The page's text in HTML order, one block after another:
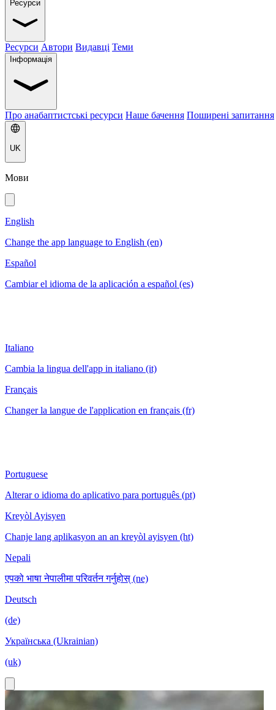
Ресурси
Ресурси Автори Видавці Теми
Інформація
Про анабаптистські ресурси Наше бачення Поширені запитання
UK
Мови
English
Change the app language to English (en)
Español
Cambiar el idioma de la aplicación a español (es)
Italiano
Cambia la lingua dell'app in italiano (it)
Français
Changer la langue de l'application en français (fr)
Portuguese
Alterar o idioma do aplicativo para português (pt)
Kreyòl Ayisyen
Chanje lang aplikasyon an an kreyòl ayisyen (ht)
Nepali
एपको भाषा नेपालीमा परिवर्तन गर्नुहोस् (ne)
Deutsch
(de)
Українська (Ukrainian)
(uk)